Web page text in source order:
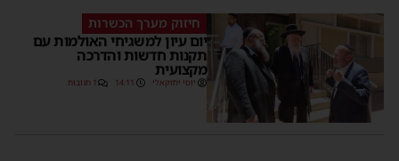
חיזוק מערך הכשרות
יום עיון למשגיחי האולמות עם
תקנות חדשות והדרכה
מקצועית
יוסי יחזקאלי 14:11 1 תגובות